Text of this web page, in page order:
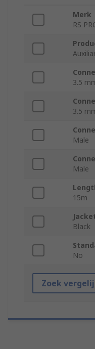
Merk
RS
3.5
3.5
Male
Male
15m
Black
No
Zoek